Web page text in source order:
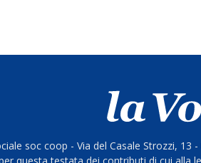
soc coop - Via del Casale Strozzi, 13